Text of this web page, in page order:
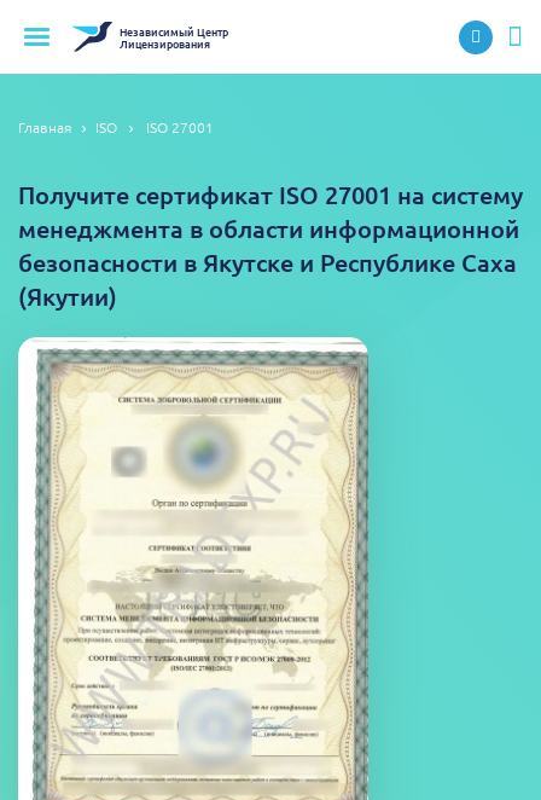
НезависимыйЦентр
Лицензирования
Главная ISO ISO 27001
Получите сертификат ISO 27001 на систему
менеджмента в области информационной
безопасности в Якутске и Республике Саха
(Якутии)